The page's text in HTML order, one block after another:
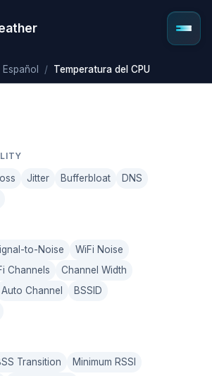
Español Temperatura del CPU
Jitter Bufferbloat
DNS
to-Noise
WiFi Noise
Channels
Channel Width
Auto Channel
BSSID
Transition
Minimum RSSI